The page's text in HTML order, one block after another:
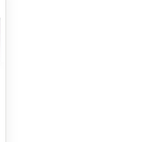
- Harry Potter